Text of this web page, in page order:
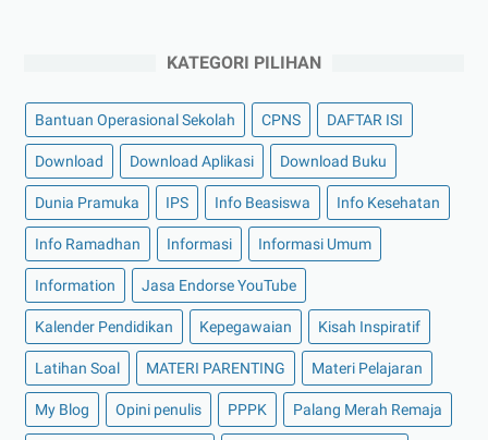
KATEGORI PILIHAN
Bantuan Operasional Sekolah CPNS DAFTAR ISI
Download Download Aplikasi Download Buku
Dunia Pramuka IPS Info Beasiswa Info Kesehatan
Info Ramadhan Informasi Informasi Umum
Information Jasa Endorse YouTube
Kalender Pendidikan Kepegawaian Kisah Inspiratif
Latihan Soal MATERI PARENTING Materi Pelajaran
My Blog Opini penulis PPPK Palang Merah Remaja